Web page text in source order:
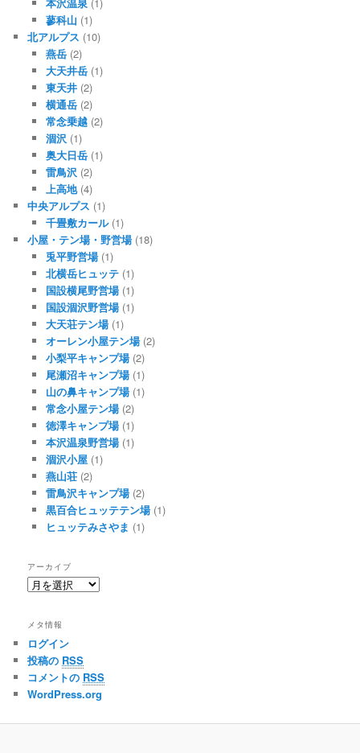
蓼科山 (1)
北アルプス (10)
燕岳(2)
大天井岳(1)
東天井(2)
横通岳(2)
常念乗越(2)
涸沢(1)
奥大日岳(1)
雷鳥沢(2)
上高地(4)
中央アルプス (1)
千畳敷カール(1)
小屋・テン場・野営場(18)
兎平野営場(1)
北横岳ヒュッテ(1)
国設横尾野営場(1)
国設涸沢野営場(1)
大天荘テン場(1)
オーレン小屋テン場(2)
小梨平キャンプ場(2)
尾瀬沼キャンプ場(1)
山の鼻キャンプ場(1)
常念小屋テン場(2)
徳澤キャンプ場(1)
本沢温泉野営場(1)
涸沢小屋(1)
燕山荘(2)
雷鳥沢キャンプ場(2)
黒百合ヒュッテテン場(1)
ヒュッテみさやま (1)
アーカイブ
ア
イ
ブ
メタ情報
ログイン
投稿の RSS
コメントの RSS
WordPress.org